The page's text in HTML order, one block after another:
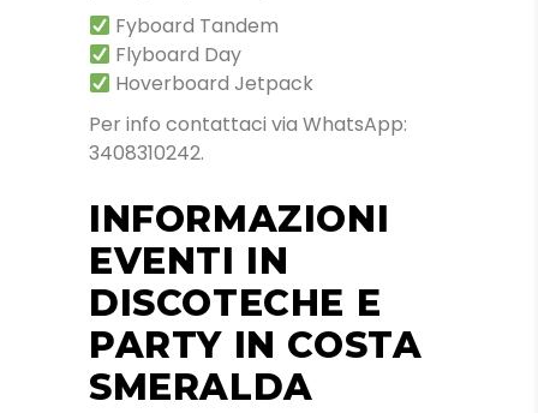
Fyboard Tandem
Flyboard Day
Hoverboard Jetpack
Per info contattaci via WhatsApp:
3408310242.
INFORMAZIONI
EVENTI IN
DISCOTECHE E
PARTY IN COSTA
SMERALDA